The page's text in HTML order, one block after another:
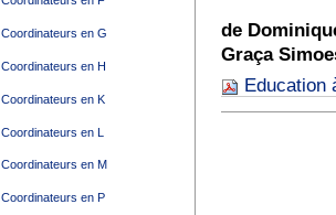
Coordinateurs en G
Coordinateurs en H
Coordinateurs en K
Coordinateurs en L
Coordinateurs en M
Coordinateurs en P
de
Graça
Education